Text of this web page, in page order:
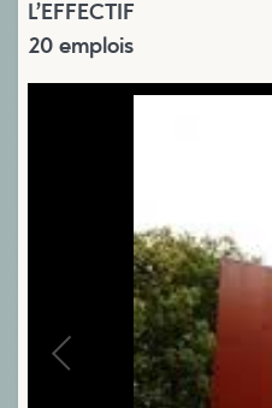
L’EFFECTIF
20 emplois